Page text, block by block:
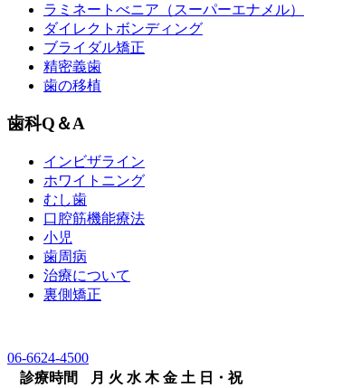
ラミネートべニア （スーパーエナメル）
ダイレクトボンディング
ブライダル矯正
精密義歯
歯の移植
歯科Q＆A
インビザライン
ホワイトニング
むし歯
口腔筋機能療法
小児
歯周病
治療について
裏側矯正
06-6624-4500
診療時間
月 火 水 木 金 土 日・祝